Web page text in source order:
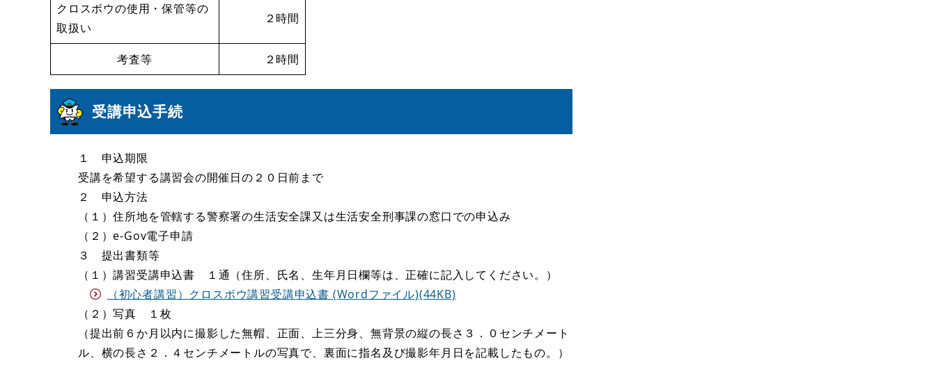
クロスボウの使用・保管等の
取扱い
２時間
考査等 ２時間
受講申込手続
１ 申込期限
受講を希望する講習会の開催日の２０日前まで
２ 申込方法
（１）住所地を管轄する警察署の生活安全課又は生活安全刑事課の窓口での申込み
（２）e-Gov電子申請
３ 提出書類等
（１）講習受講申込書 １通（住所、氏名、生年月日欄等は、正確に記入してください。）
（初心者講習）クロスボウ講習受講申込書 (Wordファイル)(44KB)
（２）写真 １枚
（提出前６か月以内に撮影した無帽、正面、上三分身、無背景の縦の長さ３．０センチメート
ル、横の長さ２．４センチメートルの写真で、裏面に指名及び撮影年月日を記載したもの。）